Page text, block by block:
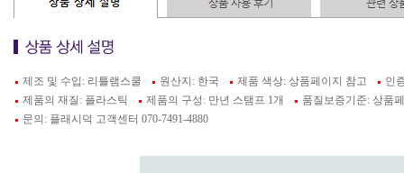
제조 및 수입: 리틀램스쿨 원산지: 한국 제품 색상: 상품페이지 참고
인
제품의 재질: 플라스틱
제품의 구성: 만년 스탬프 1개
품질보증기준: 상품
문의: 플래시덕 고객센터 070-7491-4880